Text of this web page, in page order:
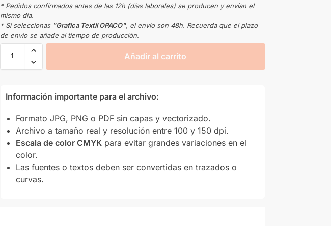
* Pedidos confirmados antes de las 12h (días laborales) se producen y envían el
mismo día.
* Si seleccionas "Grafica Textil OPACO", el envío son 48h. Recuerda que el plazo
de envío se añade al tiempo de producción.
Añadir al carrito
Información importante para el archivo:
Formato JPG, PNG o PDF sin capas y vectorizado.
Archivo a tamaño real y resolución entre 100 y 150 dpi.
Escala de color CMYKpara evitar grandes variaciones en el
color.
Las fuentes o textos deben ser convertidas en trazados o
curvas.